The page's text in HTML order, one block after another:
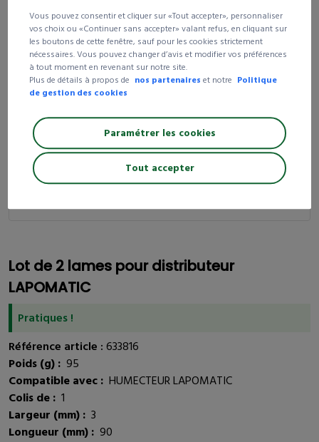
Lot de 2 lames pour distributeur
LAPOMATIC
Pratiques !
Référence article :633816
Poids (g) : 95
Compatible avec : HUMECTEUR LAPOMATIC
Colis de : 1
Largeur (mm) : 3
Longueur (mm) : 90
Voir les autres déclinaisons du produit
Quantité Remise
Prix unitaire HT
1 et +
160,41 €
Consulter cette référence page
Livraison 24/72h
Livraison gratuite
dès 250 € d’achat HT
99% de nos clients satisfaitsde nos produits et
Vous pouvez consentir et cliquer sur «Tout accepter», personnaliser
vos choix ou «Continuer sans accepter» valant refus, en cliquant sur
les boutons de cette fenêtre, sauf pour les cookies strictement
nécessaires. Vous pouvez changer d’avis et modifier vos préférences
à tout moment en revenant sur notre site.
Plus de détails à propos de nos partenaires et notre Politique
de gestion des cookies
Paramétrer les cookies
Tout accepter